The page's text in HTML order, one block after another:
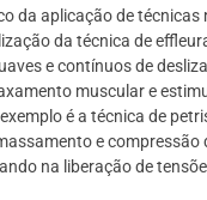
da aplicação de técnicas
da técnica de
e contínuos de
muscular e
é a técnica de
e compressão
na liberação de